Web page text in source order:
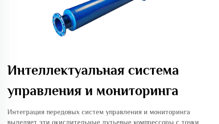
Интеллектуальная система
управления и мониторинга
Интеграция передовых систем управления и мониторинга
выделяет эти окислительные дутьевые компрессоры с точки